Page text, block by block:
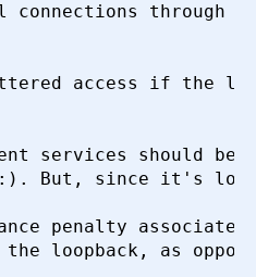
apache authentication
php3/apache
27 апреля 2000 г. в
(Jan Wieck) 27
through
access if the
services should be
:). But, since it's
penalty
the loopback, as